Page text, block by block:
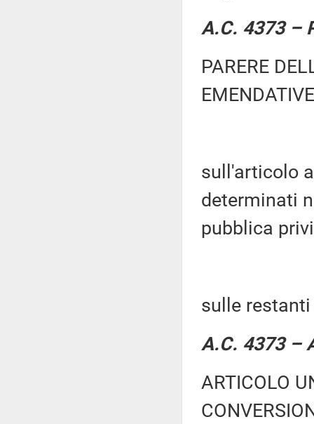
A.C. 4373 –
PARERE
sull'articolo
determinati
pubblica
sulle
A.C. 4373 –
ARTICOLO